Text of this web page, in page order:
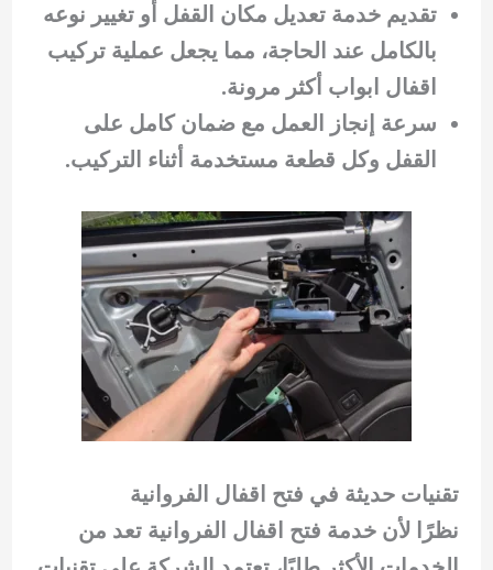
تقديم خدمة تعديل مكان القفل أو تغيير نوعه
بالكامل عند الحاجة، مما يجعل عملية تركيب
اقفال ابواب أكثر مرونة.
سرعة إنجاز العمل مع ضمان كامل على
القفل وكل قطعة مستخدمة أثناء التركيب.
تقنيات حديثة في فتح اقفال الفروانية
نظرًا لأن خدمة فتح اقفال الفروانية تعد من